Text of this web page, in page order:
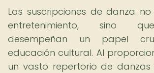
Las suscripciones de danza
entretenimiento, sino
desempeñan un papel
educación cultural. Al
un vasto repertorio de danzas